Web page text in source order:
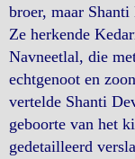
broer, maar
Ze herkende
Navneetlal, die
echtgenoot en
vertelde Shanti
geboorte van het
gedetailleerd